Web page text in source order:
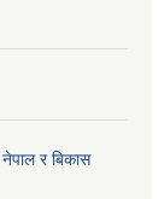
र बिकास